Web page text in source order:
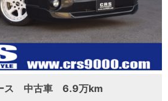
ス 中古車 6.9万km